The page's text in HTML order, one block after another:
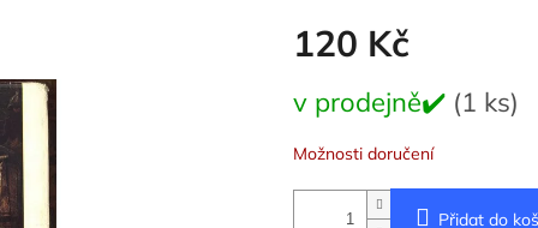
120 Kč
cena:
v prodejně✔️ (1 ks)
Možnosti doručení
Přidat do